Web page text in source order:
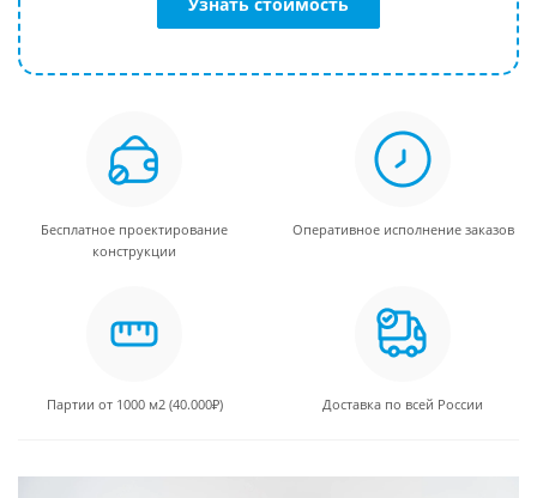
Узнать стоимость
Бесплатное проектирование
конструкции
Оперативное исполнение заказов
Партии от 1000 м2 (40.000₽) Доставка по всей России